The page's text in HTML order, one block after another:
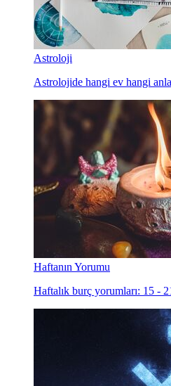
Astroloji
Astrolojide hangi ev hangi
Haftanın Yorumu
Haftalık burç yorumları: 15 -